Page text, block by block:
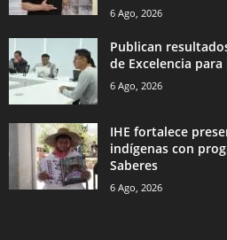
6 Ago, 2026
Publican
de Excelencia
6 Ago, 2026
IHE fortalece
indígenas con
Saberes
6 Ago, 2026